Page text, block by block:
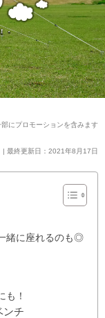
にプロモーションを含みます
最終更新日：2021年8月17日
緒に座れるのも◎
も！
ンチ